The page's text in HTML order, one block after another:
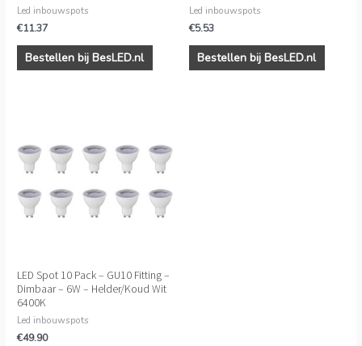
Led inbouwspots
€11.37
Bestellen bij BesLED.nl
Led inbouwspots
€5.53
Bestellen bij BesLED.nl
LED Spot 10 Pack – GU10 Fitting –
Dimbaar – 6W – Helder/Koud Wit
6400K
Led inbouwspots
€49.90